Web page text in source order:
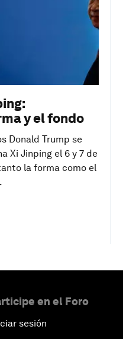
y el fondo
Donald Trump se
Xi Jinping el 6 y 7 de
la forma como el
en el Foro
sesión